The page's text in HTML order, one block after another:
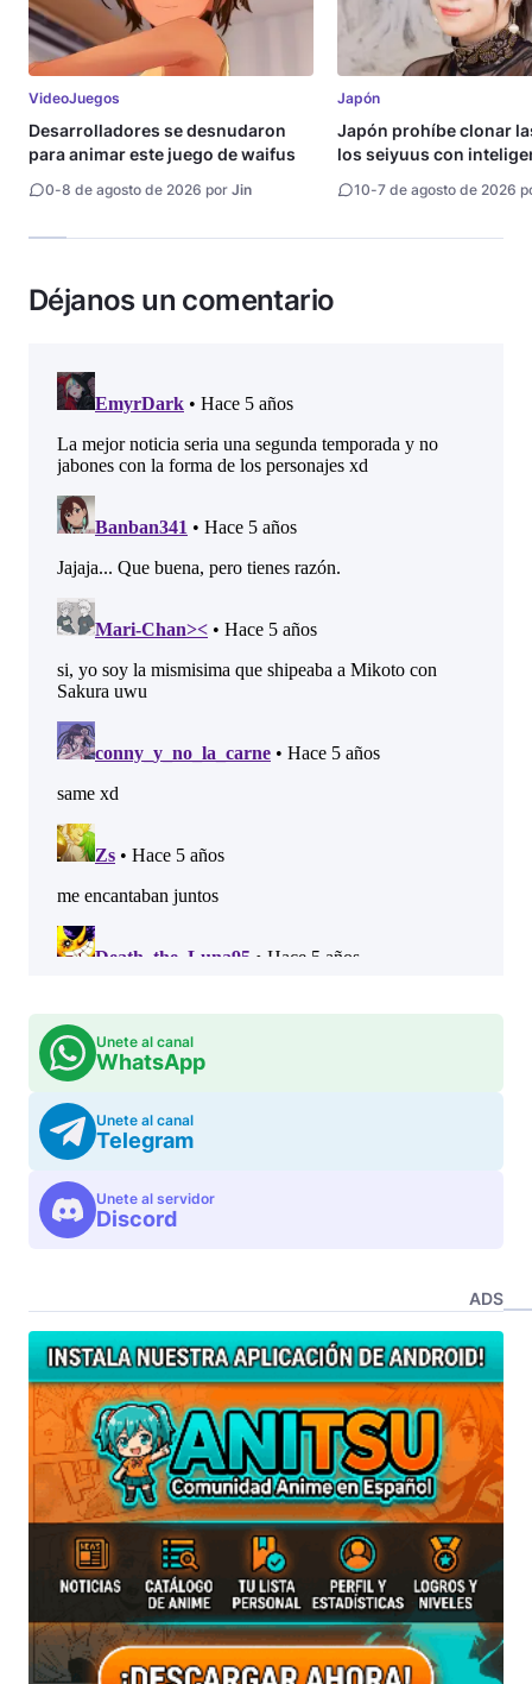
VideoJuegos
Desarrolladores se desnudaron
para animar este juego de waifus
0-8 de agosto de 2026 por Jin
Japón
Japón prohíbe clonar
los seiyuus con
10-7 de agosto de 2026
Déjanos un comentario
Unete al canal
WhatsApp
Unete al canal
Telegram
Unete al servidor
Discord
ADS